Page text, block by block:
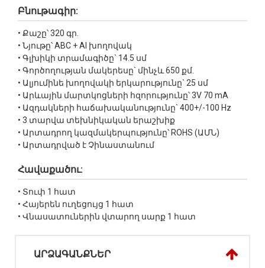
Բնութագիր:
• Քաշը՝ 320 գր.
• Նյութը՝ ABC + Al խողովակ
• Գլխիկի տրամագիծը` 14.5 սմ
• Գործողության մակերեսը` մինչև 650 քմ.
• Ալյումինե խողովակի երկարությունը` 25 սմ
• Արևային մարտկոցների հզորությունը՝ 3V 70 mA
• Ազդակների հաճախականությունը` 400+/-100 Hz
• 3 տարվա տեխնիկական երաշխիք
• Արտադրող կազմակերպությունը՝ ROHS (ԱՄՆ)
• Արտադրված է Չինաստանում
Հավաքածու:
• Տուփ 1 հատ
• Հայերեն ուղեցույց 1 հատ
• Վնասատուներին վտարող սարք 1 հատ
ԱՐՁԱԳԱՆՔՆԵՐ